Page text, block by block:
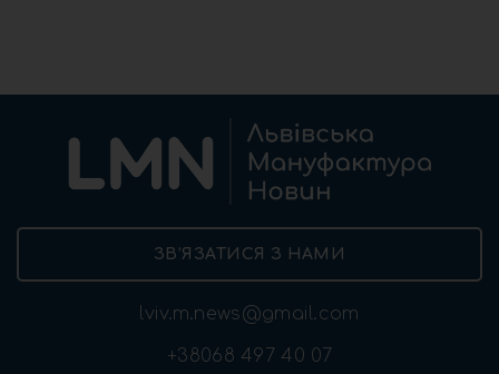
ЗВ’ЯЗАТИСЯ З НАМИ
lviv.m.news@gmail.com
+38068 497 40 07